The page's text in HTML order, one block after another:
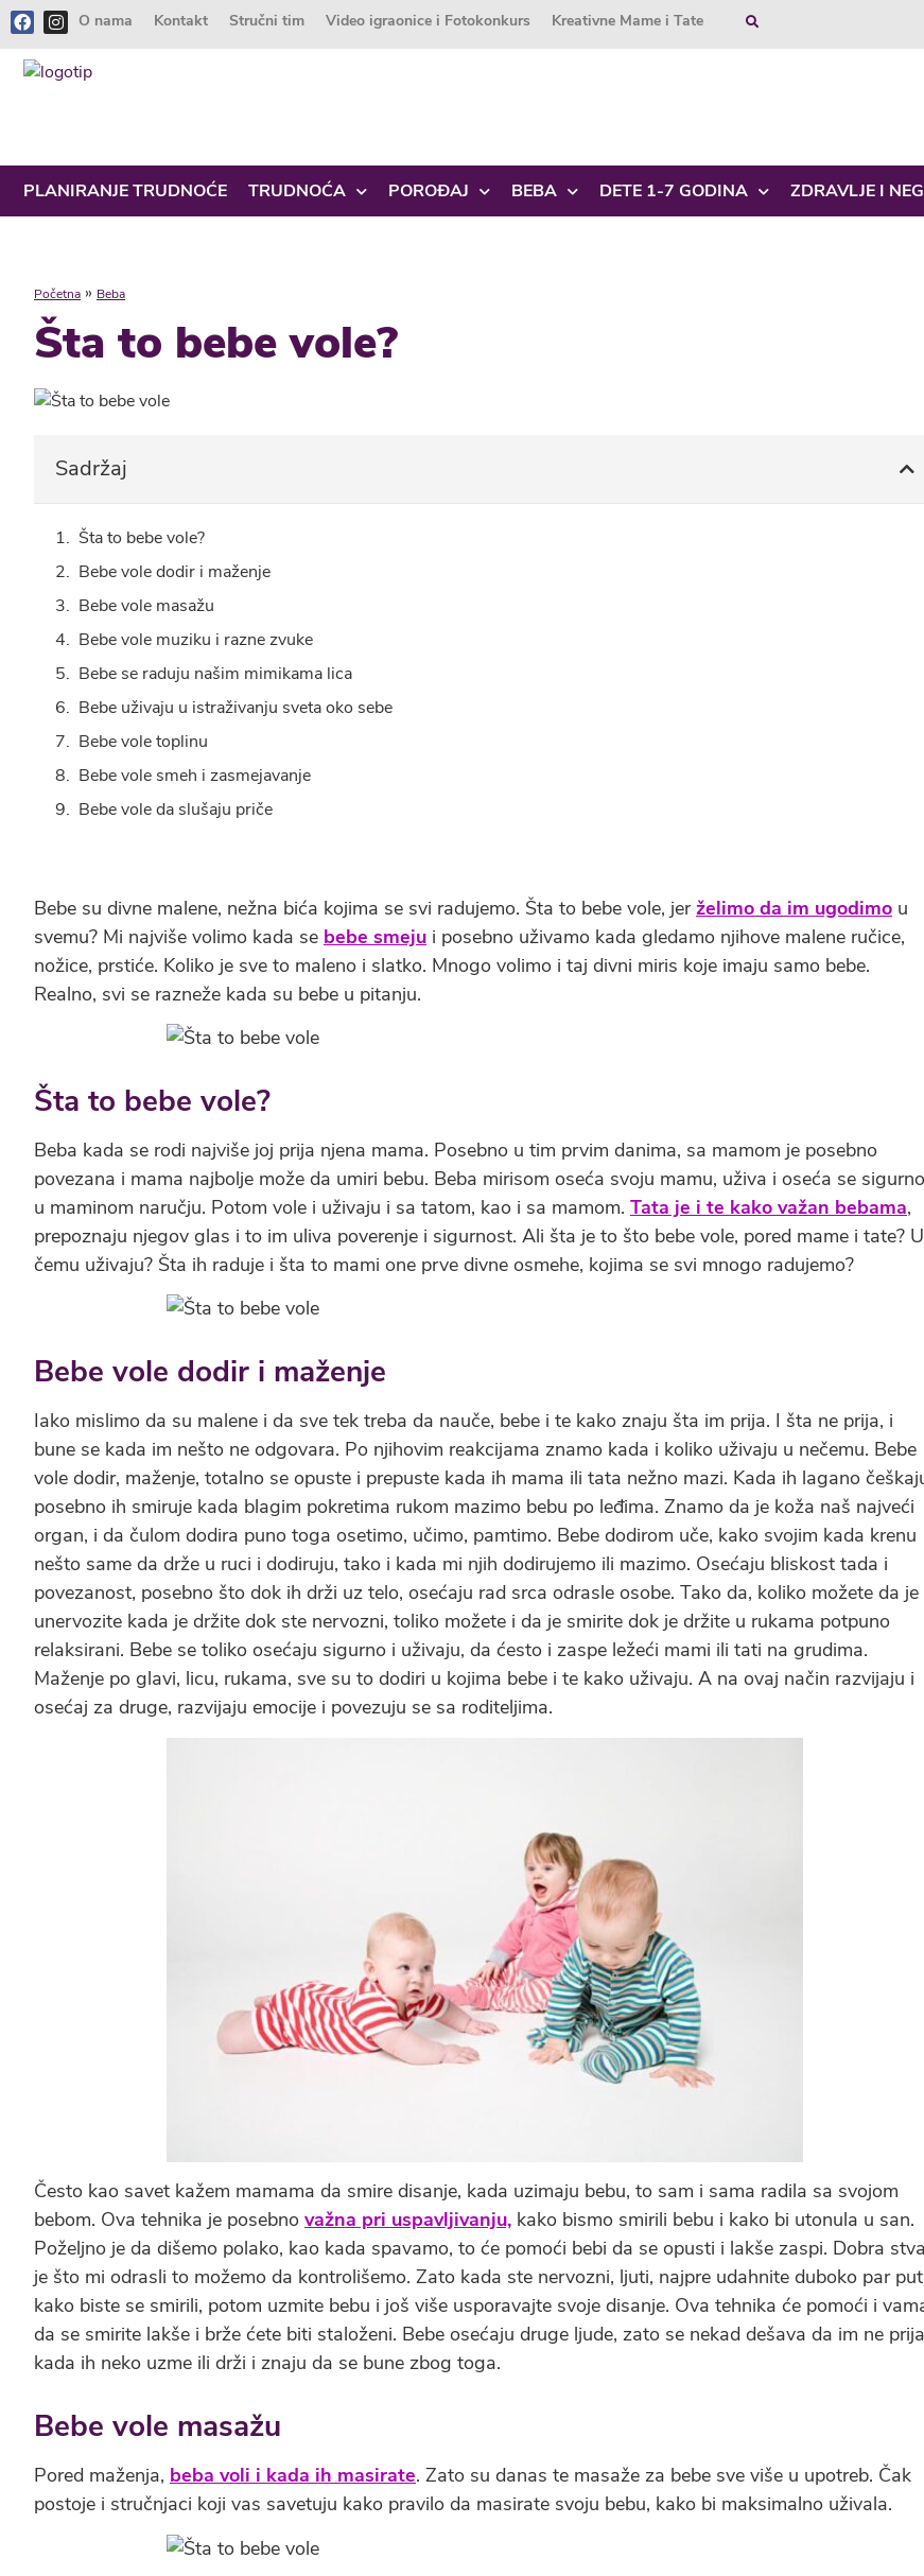
O nama Kontakt Stručni tim Video igraonice i Fotokonkurs Kreativne Mame i Tate
PLANIRANJE TRUDNOĆE TRUDNOĆA POROĐAJ BEBA DETE 1-7 GODINA ZDRAVLJE I
Početna » Beba
Šta to bebe vole?
Sadržaj
Šta to bebe vole?
Bebe vole dodir i maženje
Bebe vole masažu
Bebe vole muziku i razne zvuke
Bebe se raduju našim mimikama lica
Bebe uživaju u istraživanju sveta oko sebe
Bebe vole toplinu
Bebe vole smeh i zasmejavanje
Bebe vole da slušaju priče
Bebe su divne malene, nežna bića kojima se svi radujemo. Šta to bebe vole, jerželimo da im ugodimo u
svemu? Mi najviše volimo kada se bebe smeju i posebno uživamo kada gledamo njihove malene ručice,
nožice, prstiće. Koliko je sve to maleno i slatko. Mnogo volimo i taj divni miris koje imaju samo bebe.
Realno, svi se razneže kada su bebe u pitanju.
Šta to bebe vole?
Beba kada se rodi najviše joj prija njena mama. Posebno u tim prvim danima, sa mamom je posebno
povezana i mama najbolje može da umiri bebu. Beba mirisom oseća svoju mamu, uživa i oseća se sigurno
u maminom naručju. Potom vole i uživaju i sa tatom, kao i sa mamom. Tata je i te kako važan bebama,
prepoznaju njegov glas i to im uliva poverenje i sigurnost. Ali šta je to što bebe vole, pored mame i tate? U
čemu uživaju? Šta ih raduje i šta to mami one prve divne osmehe, kojima se svi mnogo radujemo?
Bebe vole dodir i maženje
Iako mislimo da su malene i da sve tek treba da nauče, bebe i te kako znaju šta im prija. I šta ne prija, i
bune se kada im nešto ne odgovara. Po njihovim reakcijama znamo kada i koliko uživaju u nečemu. Bebe
vole dodir, maženje, totalno se opuste i prepuste kada ih mama ili tata nežno mazi. Kada ih lagano
posebno ih smiruje kada blagim pokretima rukom mazimo bebu po leđima. Znamo da je koža naš najveći
organ, i da čulom dodira puno toga osetimo, učimo, pamtimo. Bebe dodirom uče, kako svojim kada krenu
nešto same da drže u ruci i dodiruju, tako i kada mi njih dodirujemo ili mazimo. Osećaju bliskost tada i
povezanost, posebno što dok ih drži uz telo, osećaju rad srca odrasle osobe. Tako da, koliko možete da je
unervozite kada je držite dok ste nervozni, toliko možete i da je smirite dok je držite u rukama potpuno
relaksirani. Bebe se toliko osećaju sigurno i uživaju, da ćesto i zaspe ležeći mami ili tati na grudima.
Maženje po glavi, licu, rukama, sve su to dodiri u kojima bebe i te kako uživaju. A na ovaj način razvijaju i
osećaj za druge, razvijaju emocije i povezuju se sa roditeljima.
Često kao savet kažem mamama da smire disanje, kada uzimaju bebu, to sam i sama radila sa svojom
bebom. Ova tehnika je posebno važna pri uspavljivanju, kako bismo smirili bebu i kako bi utonula u san.
Poželjno je da dišemo polako, kao kada spavamo, to će pomoći bebi da se opusti i lakše zaspi. Dobra
je što mi odrasli to možemo da kontrolišemo. Zato kada ste nervozni, ljuti, najpre udahnite duboko par
kako biste se smirili, potom uzmite bebu i još više usporavajte svoje disanje. Ova tehnika će pomoći i
da se smirite lakše i brže ćete biti staloženi. Bebe osećaju druge ljude, zato se nekad dešava da im ne prija
kada ih neko uzme ili drži i znaju da se bune zbog toga.
Bebe vole masažu
Pored maženja, beba voli i kada ih masirate. Zato su danas te masaže za bebe sve više u upotreb. Čak
postoje i stručnjaci koji vas savetuju kako pravilo da masirate svoju bebu, kako bi maksimalno uživala.